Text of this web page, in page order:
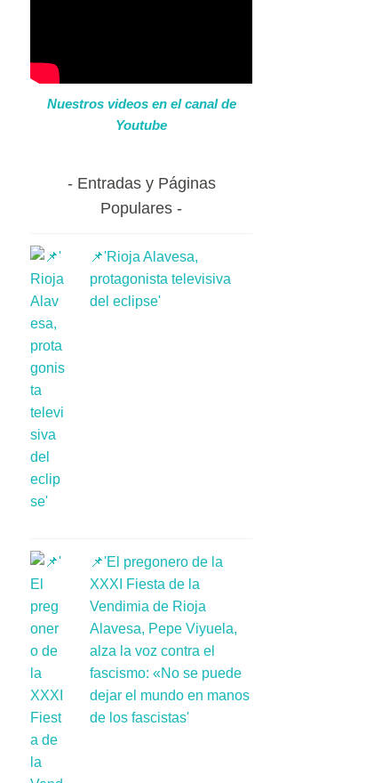
Nuestros videos en el canal de
Youtube
Entradas y Páginas
Populares
📌'Rioja Alavesa,
protagonista televisiva
del eclipse'
📌'El pregonero de la
XXXI Fiesta de la
Vendimia de Rioja
Alavesa, Pepe Viyuela,
alza la voz contra el
fascismo: «No se puede
dejar el mundo en manos
de los fascistas'